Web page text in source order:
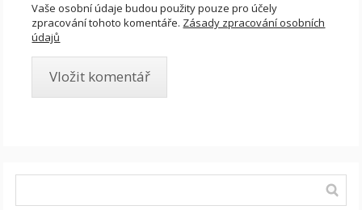
Vaše osobní údaje budou použity pouze pro účely
zpracování tohoto komentáře. Zásady zpracování osobních
údajů